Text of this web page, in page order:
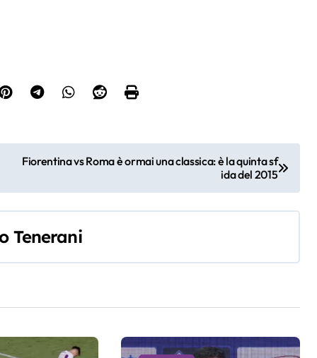
Fiorentina vs Roma è ormai una classica: è la quinta sf
ida del 2015
Tenerani